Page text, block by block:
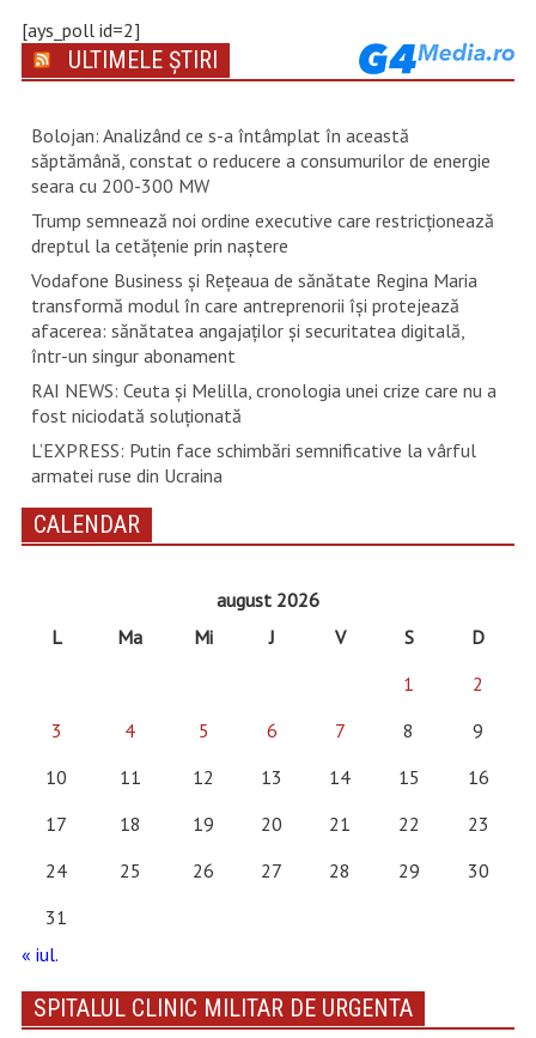
[ays_poll id=2]
ULTIMELE ȘTIRI
Bolojan: Analizând ce s-a întâmplat în această
săptămână, constat o reducere a consumurilor de energie
seara cu 200-300 MW
Trump semnează noi ordine executive care restricţionează
dreptul la cetăţenie prin naştere
Vodafone Business și Rețeaua de sănătate Regina Maria
transformă modul în care antreprenorii își protejează
afacerea: sănătatea angajaților și securitatea digitală,
într-un singur abonament
RAI NEWS: Ceuta și Melilla, cronologia unei crize care nu a
fost niciodată soluționată
L’EXPRESS: Putin face schimbări semnificative la vârful
armatei ruse din Ucraina
CALENDAR
august 2026
L
Ma Mi J V S
D
1
2
3
4 5 6 7 8
9
10
11 12 13 14 15
16
17
18 19 20 21 22
23
24
25 26 27 28 29
30
31
« iul.
SPITALUL CLINIC MILITAR DE URGENTA